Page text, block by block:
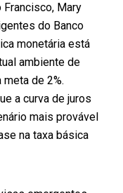
Francisco, Mary
do Banco
monetária está
ambiente de
de 2%.
a curva de juros
mais provável
na taxa básica